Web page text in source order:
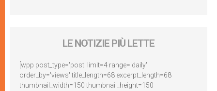
LE NOTIZIE PIÙ LETTE
[wpp post_type='post' limit=4 range='daily'
order_by='views' title_length=68 excerpt_length=68
thumbnail_width=150 thumbnail_height=150